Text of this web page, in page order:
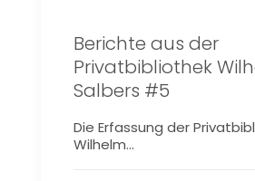
Berichte aus der
Privatbibliothek
Salbers #5
Die Erfassung der
Wilhelm…